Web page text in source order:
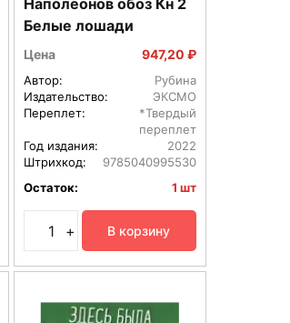
Белые лошади
Цена 947,20 ₽
Автор:
Рубина
Издательство:
ЭКСМО
Переплет:
*Твердый
переплет
Год издания:
2022
Штрихкод:
9785040995530
Остаток:
1 шт
+ В корзину